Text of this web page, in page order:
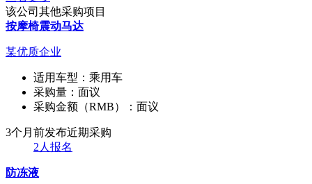
该公司其他采购项目
按摩椅震动马达
某优质企业
适用车型： 乘用车
采购量： 面议
采购金额（RMB）： 面议
3个月前发布近期采购
2人报名
防冻液